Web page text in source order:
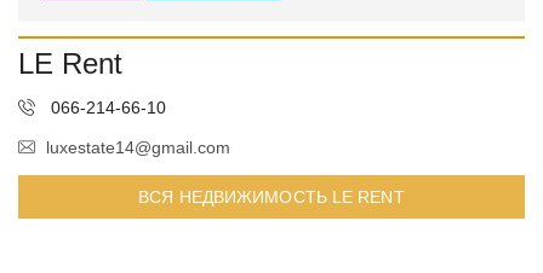
LE Rent
066-214-66-10
luxestate14@gmail.com
ВСЯ НЕДВИЖИМОСТЬ LE RENT